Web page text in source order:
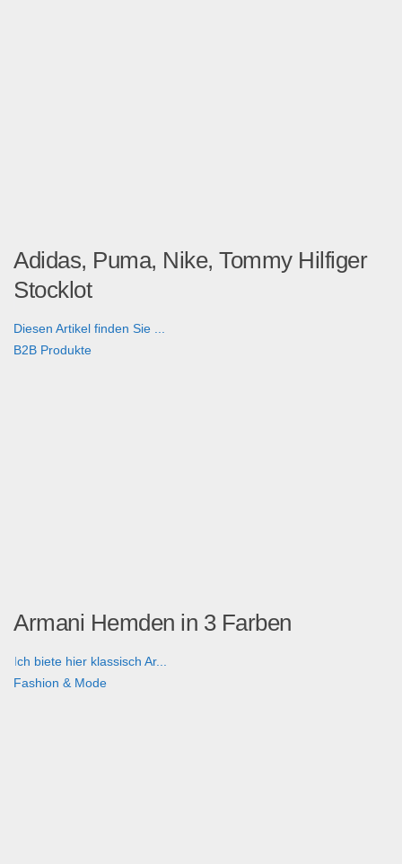
Adidas, Puma, Nike, Tommy Hilfiger
Stocklot
Diesen Artikel finden Sie ...
B2B Produkte
Armani Hemden in 3 Farben
Ich biete hier klassisch Ar...
Fashion & Mode